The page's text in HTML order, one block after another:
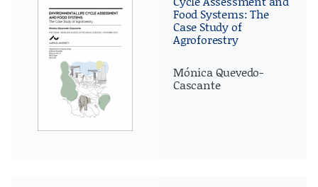
Food Systems: The
Case Study of
Agroforestry
Mónica Quevedo-
Cascante